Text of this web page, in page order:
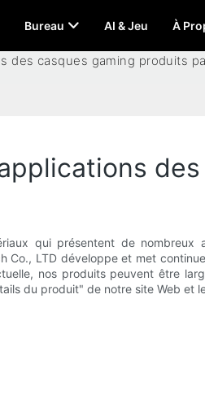
Bureau AI & Jeu À
des casques gaming produits
qui présentent de
Co., LTD développe et met
nos produits peuvent être
du produit" de notre site Web